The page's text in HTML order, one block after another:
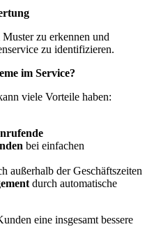
zu erkennen und
zu identifizieren.
im Service?
viele Vorteile haben:
bei einfachen
außerhalb der Geschäftszeiten
durch automatische
eine insgesamt bessere